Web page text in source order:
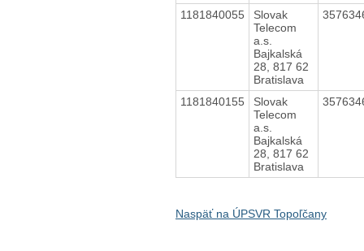
1181840055
Slovak
Telecom
a.s.
Bajkalská
28, 817 62
Bratislava
1181840155
Slovak
Telecom
a.s.
Bajkalská
28, 817 62
Bratislava
Naspäť na ÚPSVR Topoľčany